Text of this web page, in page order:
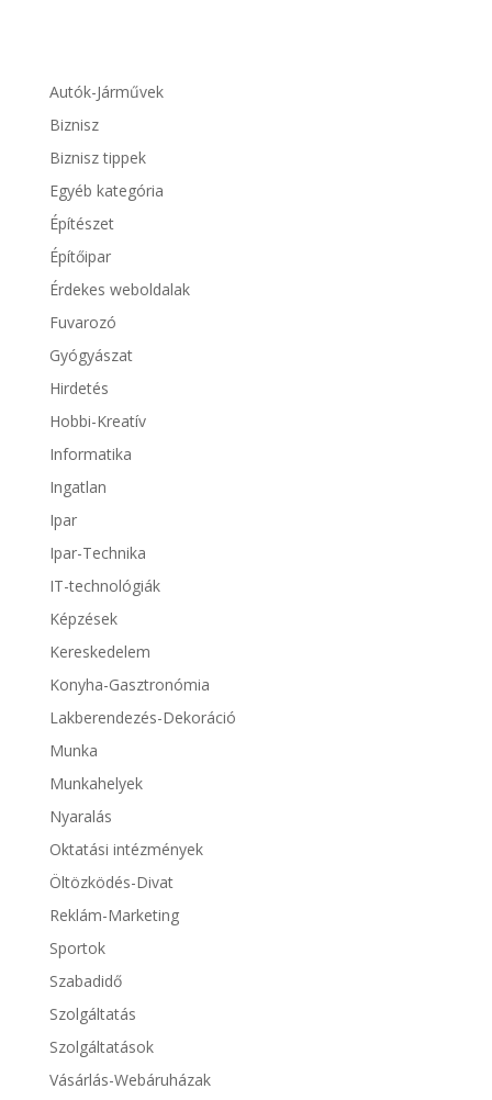
Autók-Járművek
Biznisz
Biznisz tippek
Egyéb kategória
Építészet
Építőipar
Érdekes weboldalak
Fuvarozó
Gyógyászat
Hirdetés
Hobbi-Kreatív
Informatika
Ingatlan
Ipar
Ipar-Technika
IT-technológiák
Képzések
Kereskedelem
Konyha-Gasztronómia
Lakberendezés-Dekoráció
Munka
Munkahelyek
Nyaralás
Oktatási intézmények
Öltözködés-Divat
Reklám-Marketing
Sportok
Szabadidő
Szolgáltatás
Szolgáltatások
Vásárlás-Webáruházak